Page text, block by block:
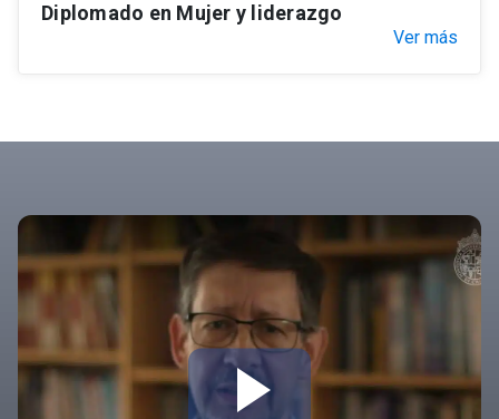
Diplomado en Mujer y liderazgo
Ver más